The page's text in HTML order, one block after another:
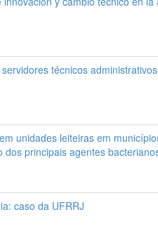
técnicos
unidades leiteiras em
principais agentes
caso da UFRRJ